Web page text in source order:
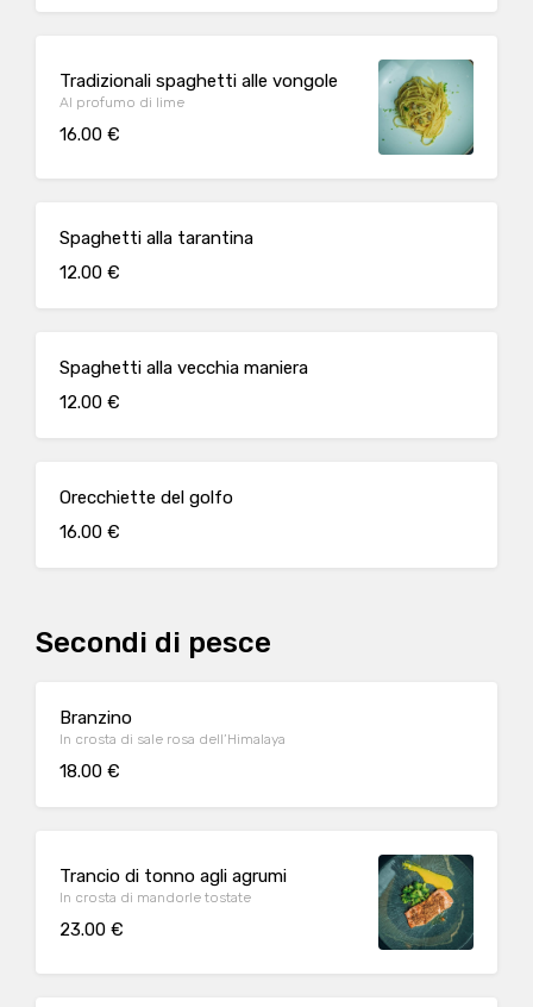
Tradizionali spaghetti alle vongole
Al profumo di lime
16.00 €
Spaghetti alla tarantina
12.00 €
Spaghetti alla vecchia maniera
12.00 €
Orecchiette del golfo
16.00 €
Secondi di pesce
Branzino
In crosta di sale rosa dell’Himalaya
18.00 €
Trancio di tonno agli agrumi
In crosta di mandorle tostate
23.00 €